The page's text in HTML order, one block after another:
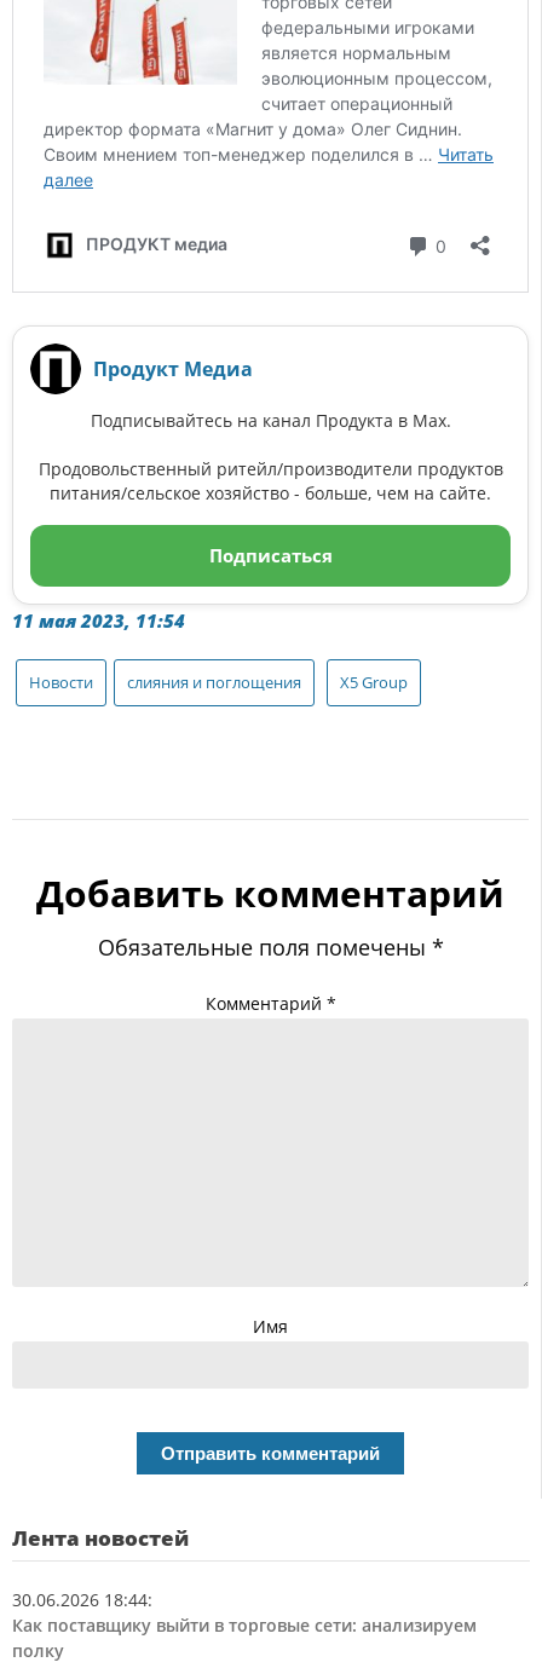
Продукт Медиа
Подписывайтесь на канал Продукта в Max.
Продовольственный ритейл/производители продуктов
питания/сельское хозяйство - больше, чем на сайте.
Подписаться
11 мая 2023, 11:54
Новости слияния и поглощения Х5 Group
Добавить комментарий
Обязательные поля помечены *
Комментарий *
Имя
Лента новостей
30.06.2026 18:44:
Как поставщику выйти в торговые сети: анализируем
полку